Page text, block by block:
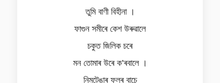
তুমি বাণী বিহীনা ।
ফাগুন সমীৰে কেশ উৰুৱালে
চকুত জিলিক চৰে
মন তোমাৰ উৰে ক’ৰবালে ।
নিমুটেঙাৰ ফুলৰ বাচে